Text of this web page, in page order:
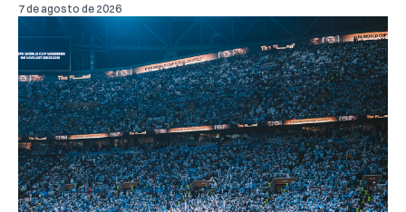
7 de agosto de 2026